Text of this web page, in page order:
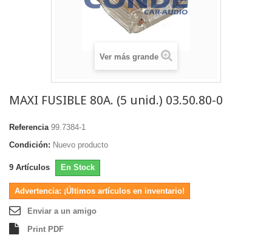
Ver más grande
MAXI FUSIBLE 80A. (5 unid.) 03.50.80-0
Referencia 99.7384-1
Condición: Nuevo producto
9 Artículos En Stock
Advertencia: ¡Últimos artículos en inventario!
Enviar a un amigo
Print PDF